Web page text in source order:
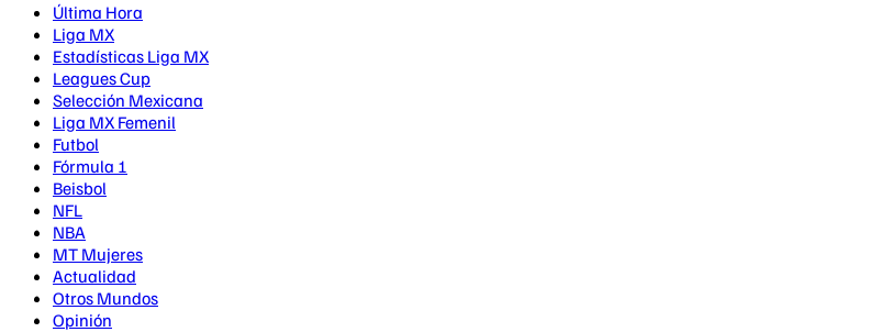
Última Hora
Liga MX
Estadísticas Liga MX
Leagues Cup
Selección Mexicana
Liga MX Femenil
Futbol
Fórmula 1
Beisbol
NFL
NBA
MT Mujeres
Actualidad
Otros Mundos
Opinión